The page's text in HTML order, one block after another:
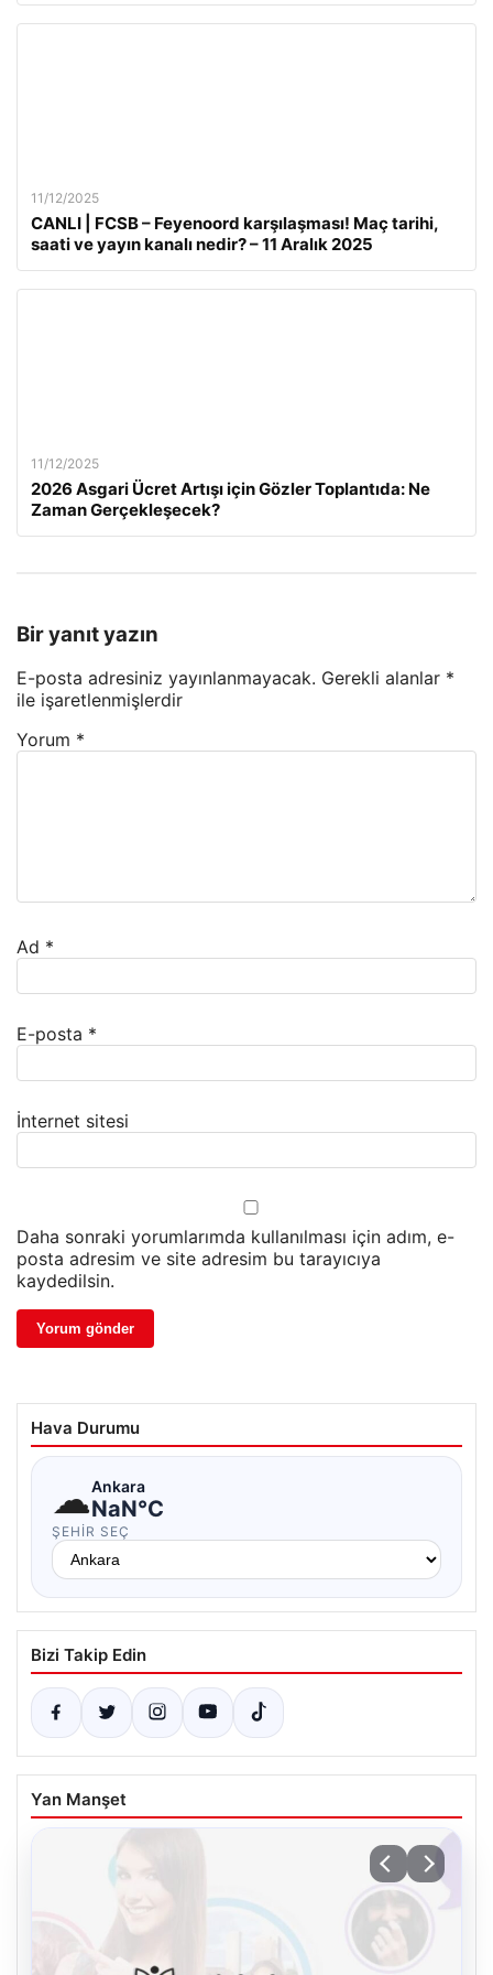
11/12/2025
CANLI | FCSB – Feyenoord karşılaşması! Maç tarihi,
saati ve yayın kanalı nedir? – 11 Aralık 2025
11/12/2025
2026 Asgari Ücret Artışı için Gözler Toplantıda: Ne
Zaman Gerçekleşecek?
Bir yanıt yazın
E-posta adresiniz yayınlanmayacak. Gerekli alanlar *
ile işaretlenmişlerdir
Yorum *
Ad *
E-posta *
İnternet sitesi
Daha sonraki yorumlarımda kullanılması için adım, e-
posta adresim ve site adresim bu tarayıcıya
kaydedilsin.
Hava Durumu
☁Ankara
NaN°C
ŞEHIR SEÇ
Bizi Takip Edin
Yan Manşet